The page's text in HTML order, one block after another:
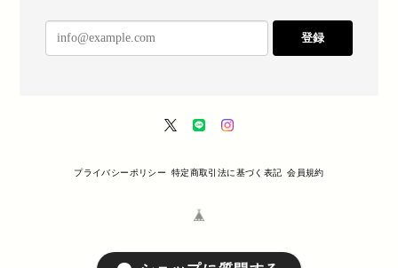
登録
プライバシーポリシー 特定商取引法に基づく表記 会員規約